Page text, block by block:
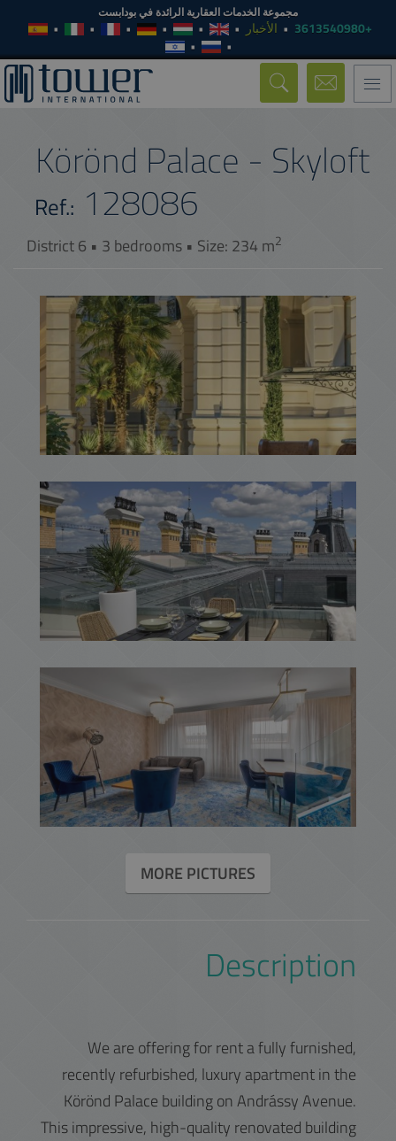
مجموعة الخدمات العقارية الرائدة في بودابست
+3613540980 الأخبار
Toggle
navigation
Körönd Palace - Skyloft
Ref.: 128086
District 6 • 3 bedrooms • Size: 234 m2
MORE PICTURES
Description
We are offering for rent a fully furnished,
recently refurbished, luxury apartment in the
Körönd Palace building on Andrássy Avenue.
This impressive, high-quality renovated building